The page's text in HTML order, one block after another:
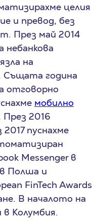
целия
и превод, без
През май 2014
небанкова
на
Същата година
отговорно
мобилно
През 2016
пуснахме
Messenger в
Полша и
FinTech Awards
В началото на
Колумбия.